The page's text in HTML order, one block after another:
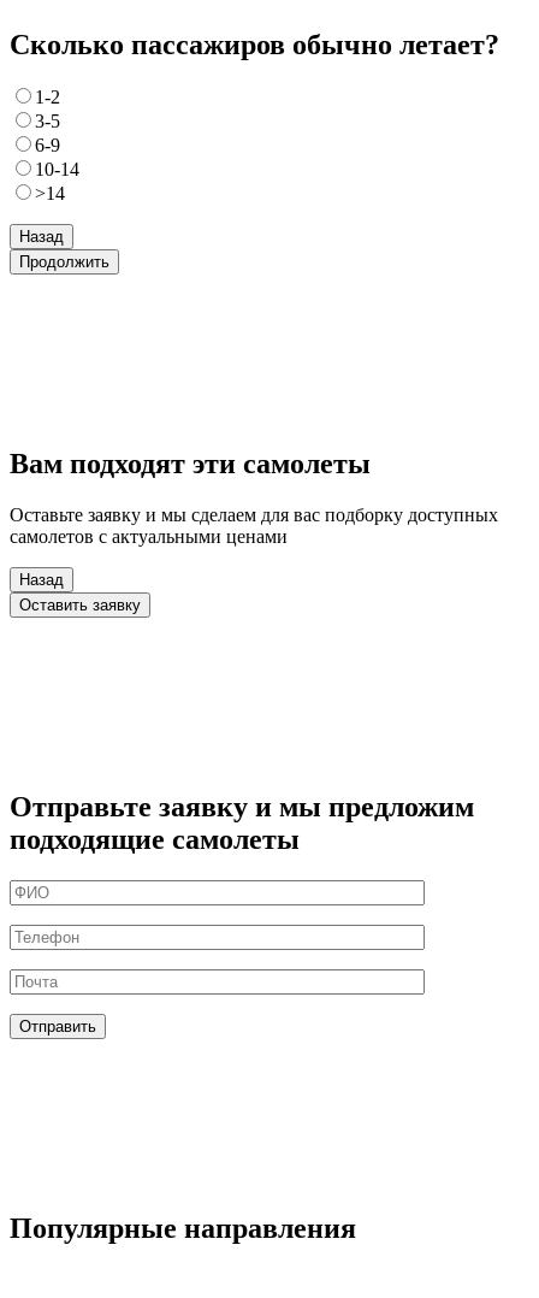
Сколько пассажиров обычно летает?
1-2
3-5
6-9
10-14
>14
Назад
Продолжить
Вам подходят эти самолеты
Оставьте заявку и мы сделаем для вас подборку доступных
самолетов с актуальными ценами
Назад
Оставить заявку
Отправьте заявку и мы предложим
подходящие самолеты
Популярные направления